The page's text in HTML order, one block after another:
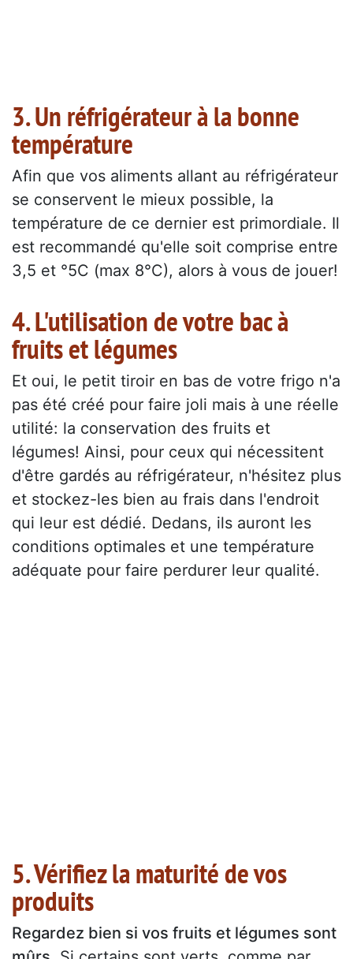
3. Un réfrigérateur à la bonne
température
Afin que vos aliments allant au réfrigérateur
se conservent le mieux possible, la
température de ce dernier est primordiale. Il
est recommandé qu'elle soit comprise entre
3,5 et °5C (max 8°C), alors à vous de jouer!
4. L'utilisation de votre bac à
fruits et légumes
Et oui, le petit tiroir en bas de votre frigo n'a
pas été créé pour faire joli mais à une réelle
utilité: la conservation des fruits et
légumes! Ainsi, pour ceux qui nécessitent
d'être gardés au réfrigérateur, n'hésitez plus
et stockez-les bien au frais dans l'endroit
qui leur est dédié. Dedans, ils auront les
conditions optimales et une température
adéquate pour faire perdurer leur qualité.
5. Vérifiez la maturité de vos
produits
Regardez bien si vos fruits et légumes sont